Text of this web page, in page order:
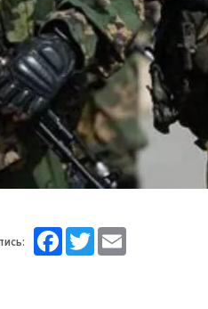
FacebookTwitter